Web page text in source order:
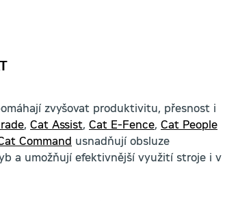
zvyšovat produktivitu, přesnost i
, Cat Assist, Cat E-Fence, Cat People
Command usnadňují obsluze
a umožňují efektivnější využití stroje i v